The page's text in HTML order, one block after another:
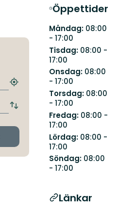
Hitta
hållplats
Byt
och
ankomsthållplatser
Öppettider
Måndag:08:00
- 17:00
Tisdag:08:00 -
17:00
Onsdag:08:00
- 17:00
Torsdag:08:00
- 17:00
Fredag:08:00 -
17:00
Lördag:08:00 -
17:00
Söndag:08:00
- 17:00
Länkar